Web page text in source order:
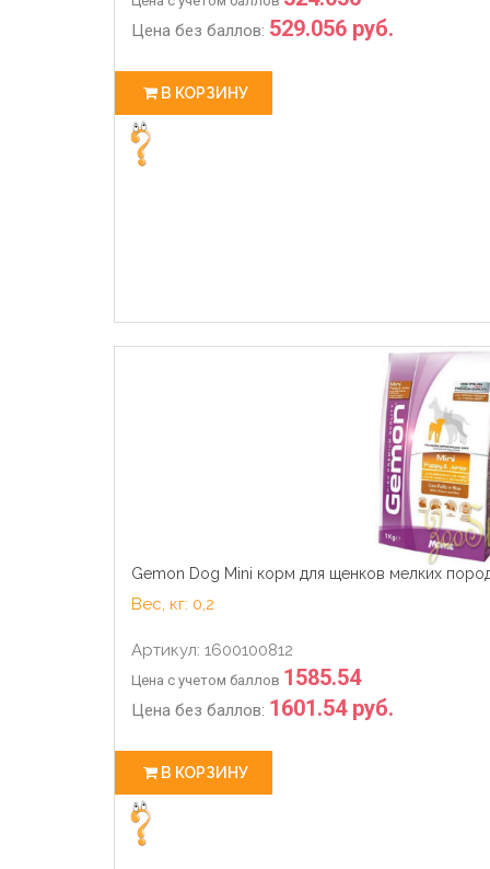
Цена без баллов: 529.056 руб.
В КОРЗИНУ
Gemon Dog Mini корм для щенков мелких
Вес, кг: 0,2
Артикул: 1600100812
Цена с учетом баллов 1585.54
Цена без баллов: 1601.54 руб.
В КОРЗИНУ